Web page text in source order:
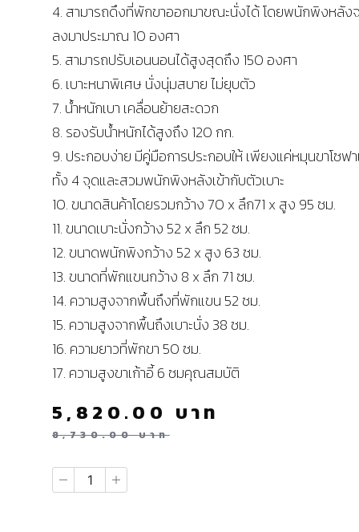
4. สามารถดึงที่พักขาออกมาขณะนั่งได้ โดยพนักพิงหลัง
ลงมาประมาณ 10 องศา
5. สามารถปรับเอนนอนได้สูงสุดถึง 150 องศา
6. เบาะหนาพิเศษ นั่งนุ่มสบาย ไม่ยุบตัว
7. น้ำหนักเบา เคลื่อนย้ายสะดวก
8. รองรับน้ำหนักได้สูงถึง 120 กก.
9. ประกอบง่าย มีคู่มือการประกอบให้ เพียงแค่หมุนขาโซฟา
ทั้ง 4 จุดและสวมพนักพิงหลังเข้ากับตัวเบาะ
10. ขนาดสินค้าโดยรวมกว้าง 70 x ลึก71 x สูง 95 ซม.
11. ขนาดเบาะนั่งกว้าง 52 x ลึก 52 ซม.
12. ขนาดพนักพิงกว้าง 52 x สูง 63 ซม.
13. ขนาดที่พักแขนกว้าง 8 x ลึก 71 ซม.
14. ความสูงจากพื้นถึงที่พักแขน 52 ซม.
15. ความสูงจากพื้นถึงเบาะนั่ง 38 ซม.
16. ความยาวที่พักขา 50 ซม.
17. ความสูงขาเก้าอี้ 6 ซมคุณสมบัติ
8,730.00บาท
5,820.00 บาท